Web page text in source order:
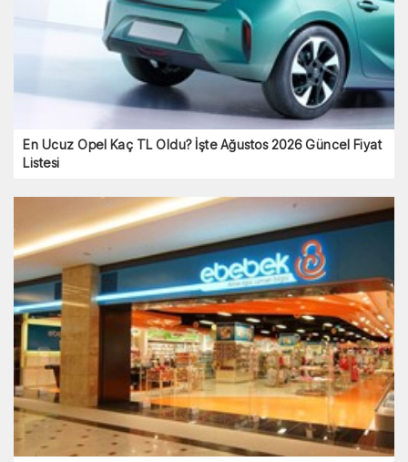
En Ucuz Opel Kaç TL Oldu? İşte Ağustos 2026 Güncel Fiyat
Listesi